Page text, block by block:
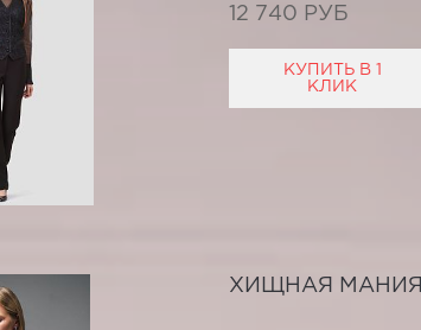
12 740 РУБ
КУПИТЬ В 1
КЛИК
ХИЩНАЯ МАНИЯ